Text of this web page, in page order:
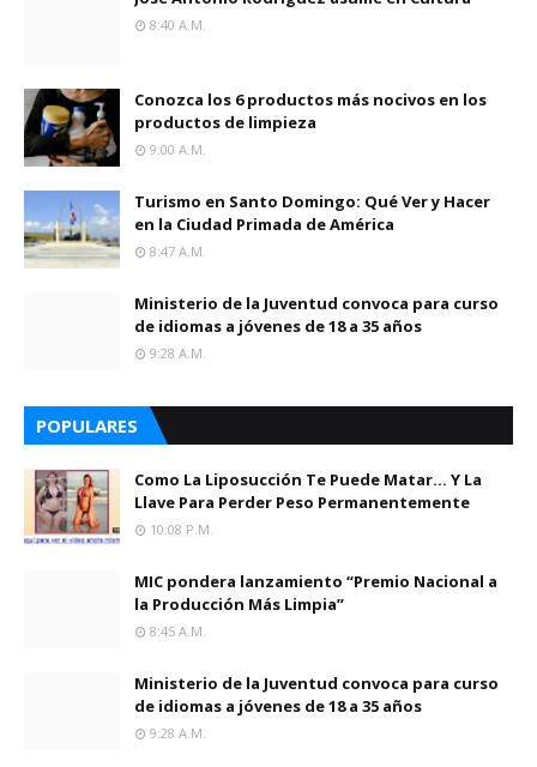
8:40 A.m.
Conozca los 6 productos más nocivos en los
productos de limpieza
9:00 A.m.
Turismo en Santo Domingo: Qué Ver y Hacer
en la Ciudad Primada de América
8:47 A.m.
Ministerio de la Juventud convoca para curso
de idiomas a jóvenes de 18 a 35 años
9:28 A.m.
POPULARES
Como La Liposucción Te Puede Matar… Y La
Llave Para Perder Peso Permanentemente
10:08 P.m.
MIC pondera lanzamiento “Premio Nacional a
la Producción Más Limpia”
8:45 A.m.
Ministerio de la Juventud convoca para curso
de idiomas a jóvenes de 18 a 35 años
9:28 A.m.